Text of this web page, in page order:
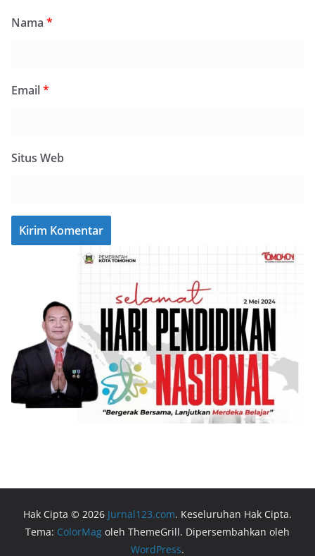
Nama *
Email*
Situs Web
Hak Cipta © 2026 Jurnal123.com. Keseluruhan Hak Cipta.
Tema: ColorMag oleh ThemeGrill. Dipersembahkan oleh
WordPress.